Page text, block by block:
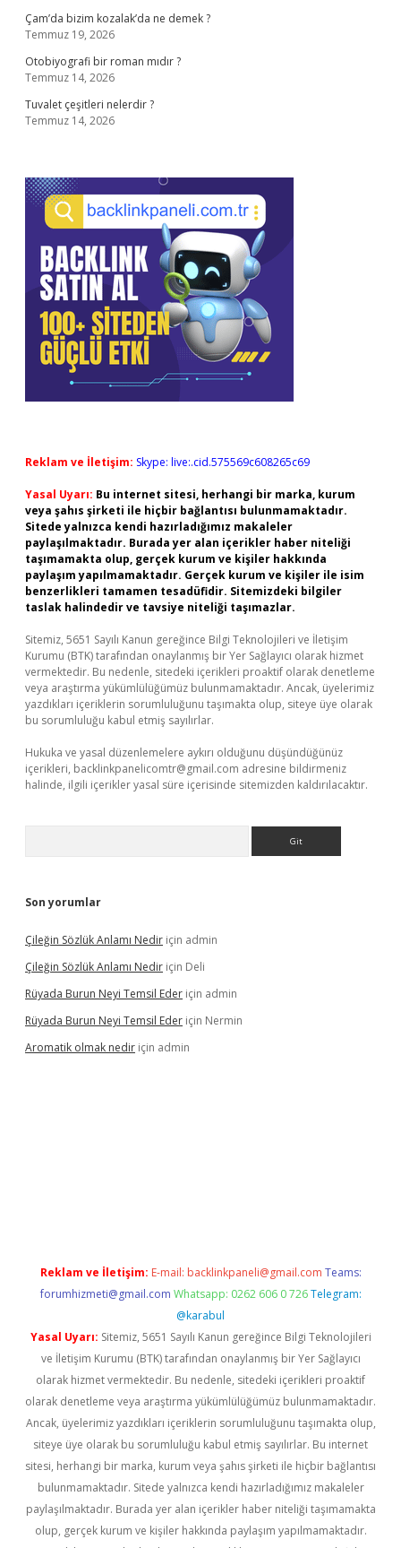
Çam’da bizim kozalak’da ne demek ?
Temmuz 19, 2026
Otobiyografi bir roman mıdır ?
Temmuz 14, 2026
Tuvalet çeşitleri nelerdir ?
Temmuz 14, 2026
Reklam ve İletişim: Skype: live:.cid.575569c608265c69
Yasal Uyarı: Bu internet sitesi, herhangi bir marka, kurum
veya şahıs şirketi ile hiçbir bağlantısı bulunmamaktadır.
Sitede yalnızca kendi hazırladığımız makaleler
paylaşılmaktadır. Burada yer alan içerikler haber niteliği
taşımamakta olup, gerçek kurum ve kişiler hakkında
paylaşım yapılmamaktadır. Gerçek kurum ve kişiler ile isim
benzerlikleri tamamen tesadüfidir. Sitemizdeki bilgiler
taslak halindedir ve tavsiye niteliği taşımazlar.
Sitemiz, 5651 Sayılı Kanun gereğince Bilgi Teknolojileri ve İletişim
Kurumu (BTK) tarafından onaylanmış bir Yer Sağlayıcı olarak hizmet
vermektedir. Bu nedenle, sitedeki içerikleri proaktif olarak denetleme
veya araştırma yükümlülüğümüz bulunmamaktadır. Ancak, üyelerimiz
yazdıkları içeriklerin sorumluluğunu taşımakta olup, siteye üye olarak
bu sorumluluğu kabul etmiş sayılırlar.
Hukuka ve yasal düzenlemelere aykırı olduğunu düşündüğünüz
içerikleri, backlinkpanelicomtr@gmail.com adresine bildirmeniz
halinde, ilgili içerikler yasal süre içerisinde sitemizden kaldırılacaktır.
Son yorumlar
Çileğin Sözlük Anlamı Nedir için admin
Çileğin Sözlük Anlamı Nedir için Deli
Rüyada Burun Neyi Temsil Eder için admin
Rüyada Burun Neyi Temsil Eder için Nermin
Aromatik olmak nedir için admin
Reklam ve İletişim: E-mail: backlinkpaneli@gmail.com Teams:
forumhizmeti@gmail.com Whatsapp: 0262 606 0 726 Telegram:
@karabul
Yasal Uyarı: Sitemiz, 5651 Sayılı Kanun gereğince Bilgi Teknolojileri
ve İletişim Kurumu (BTK) tarafından onaylanmış bir Yer Sağlayıcı
olarak hizmet vermektedir. Bu nedenle, sitedeki içerikleri proaktif
olarak denetleme veya araştırma yükümlülüğümüz bulunmamaktadır.
Ancak, üyelerimiz yazdıkları içeriklerin sorumluluğunu taşımakta olup,
siteye üye olarak bu sorumluluğu kabul etmiş sayılırlar. Bu internet
sitesi, herhangi bir marka, kurum veya şahıs şirketi ile hiçbir bağlantısı
bulunmamaktadır. Sitede yalnızca kendi hazırladığımız makaleler
paylaşılmaktadır. Burada yer alan içerikler haber niteliği taşımamakta
olup, gerçek kurum ve kişiler hakkında paylaşım yapılmamaktadır.